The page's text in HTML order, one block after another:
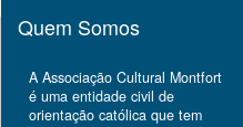
Quem Somos
A Associação Cultural Montfort
é uma entidade civil de
orientação católica que tem